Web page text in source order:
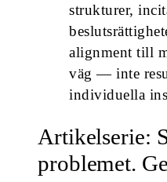
strukturer,
alignment till
väg — inte
individuella
Artikelserie:
problemet.